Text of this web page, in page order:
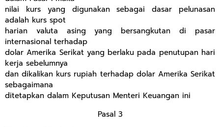
nilai kurs yang digunakan sebagai dasar pelunasan
adalah kurs spot
harian valuta asing yang bersangkutan di pasar
internasional terhadap
dolar Amerika Serikat yang berlaku pada penutupan hari
kerja sebelumnya
dan dikalikan kurs rupiah terhadap dolar Amerika Serikat
sebagaimana
ditetapkan dalam Keputusan Menteri Keuangan ini
Pasal 3